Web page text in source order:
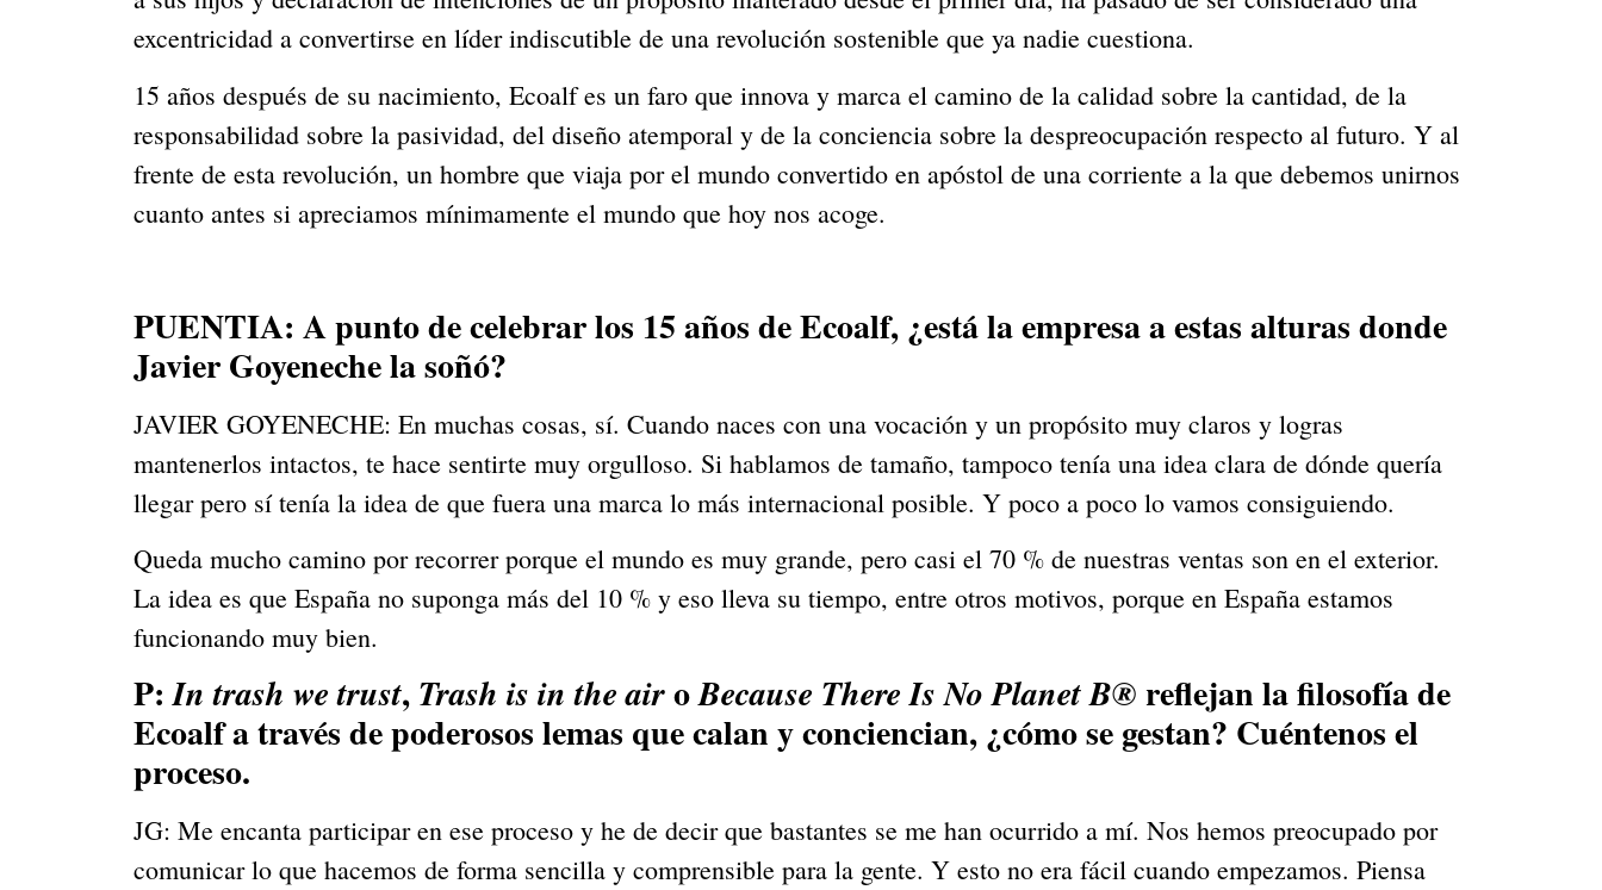
excentricidad a convertirse en líder indiscutible de una revolución sostenible que ya nadie cuestiona.
15 años después de su nacimiento, Ecoalf es un faro que innova y marca el camino de la calidad sobre la cantidad, de la
responsabilidad sobre la pasividad, del diseño atemporal y de la conciencia sobre la despreocupación respecto al futuro. Y al
frente de esta revolución, un hombre que viaja por el mundo convertido en apóstol de una corriente a la que debemos unirnos
cuanto antes si apreciamos mínimamente el mundo que hoy nos acoge.
PUENTIA: A punto de celebrar los 15 años de Ecoalf, ¿está la empresa a estas alturas donde
Javier Goyeneche la soñó?
JAVIER GOYENECHE: En muchas cosas, sí. Cuando naces con una vocación y un propósito muy claros y logras
mantenerlos intactos, te hace sentirte muy orgulloso. Si hablamos de tamaño, tampoco tenía una idea clara de dónde quería
llegar pero sí tenía la idea de que fuera una marca lo más internacional posible. Y poco a poco lo vamos consiguiendo.
Queda mucho camino por recorrer porque el mundo es muy grande, pero casi el 70 % de nuestras ventas son en el exterior.
La idea es que España no suponga más del 10 % y eso lleva su tiempo, entre otros motivos, porque en España estamos
funcionando muy bien.
P: In trash we trust, Trash is in the air o Because There Is No Planet B® reflejan la filosofía de
Ecoalf a través de poderosos lemas que calan y conciencian, ¿cómo se gestan? Cuéntenos el
proceso.
JG: Me encanta participar en ese proceso y he de decir que bastantes se me han ocurrido a mí. Nos hemos preocupado por
comunicar lo que hacemos de forma sencilla y comprensible para la gente. Y esto no era fácil cuando empezamos. Piensa